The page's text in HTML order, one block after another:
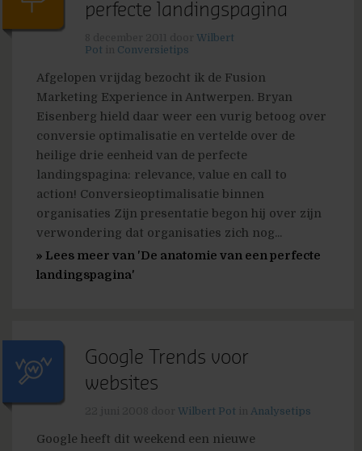
perfecte landingspagina
Wilbert
Pot
Conversietips
Afgelopen vrijdag bezocht ik de Fusion
Marketing Experience in Antwerpen. Bryan
Eisenberg hield daar weer een vurig betoog over
conversie optimalisatie en vertelde over de
heilige drie eenheid van de perfecte
landingspagina: relevance, value en call to
action! Conversieoptimalisatie binnen
organisaties Zijn presentatie begon hij over zijn
verwondering dat organisaties zich nog...
» Lees meer van 'De anatomie van een perfecte
landingspagina'
Google Trends voor
websites
Wilbert Pot Analysetips
Google heeft dit weekend een nieuwe